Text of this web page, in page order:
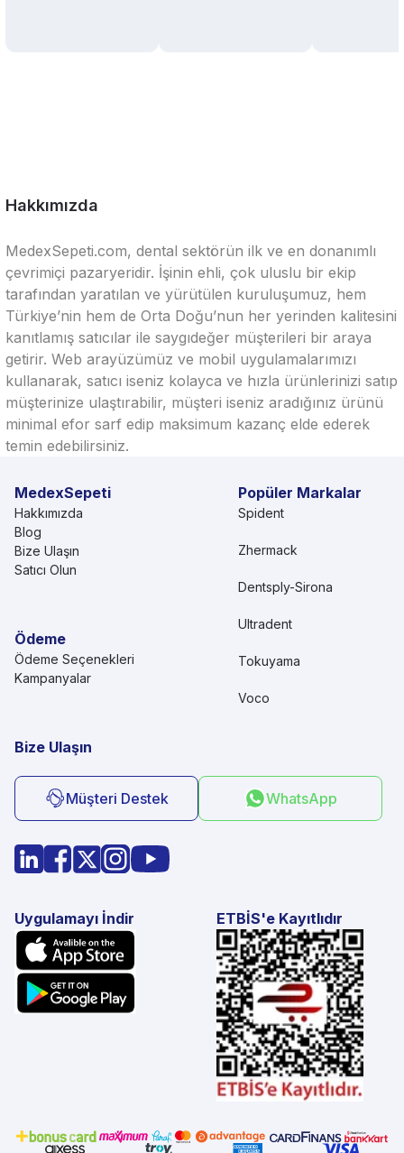
Hakkımızda
MedexSepeti.com, dental sektörün ilk ve en donanımlı
çevrimiçi pazaryeridir. İşinin ehli, çok uluslu bir ekip
tarafından yaratılan ve yürütülen kuruluşumuz, hem
Türkiye’nin hem de Orta Doğu’nun her yerinden kalitesini
kanıtlamış satıcılar ile saygıdeğer müşterileri bir araya
getirir. Web arayüzümüz ve mobil uygulamalarımızı
kullanarak, satıcı iseniz kolayca ve hızla ürünlerinizi satıp
müşterinize ulaştırabilir, müşteri iseniz aradığınız ürünü
minimal efor sarf edip maksimum kazanç elde ederek
temin edebilirsiniz.
MedexSepeti
Hakkımızda
Blog
Bize Ulaşın
Satıcı Olun
Ödeme
Ödeme Seçenekleri
Kampanyalar
Popüler Markalar
Spident
Zhermack
Dentsply-Sirona
Ultradent
Tokuyama
Voco
Bize Ulaşın
Müşteri Destek WhatsApp
Uygulamayı İndir ETBİS'e Kayıtlıdır